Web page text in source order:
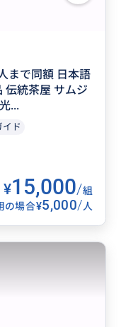
まで同額 日本語
伝統茶屋 サムジ
...
イド
¥15,000/組
の場合¥5,000/人